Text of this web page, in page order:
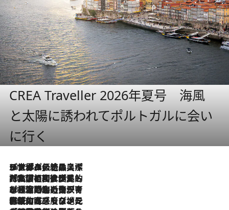
CREA Traveller 2026年夏号 海風
と太陽に誘われてポルトガルに会い
に行く
2026.8.8
リスボンの絶品スイーツ「パステル・デ・ナタ」とは？ポルトガル伝統の奥深い世界へ
2026.7.27
「私の祖国はポルトガル語です」国民的詩人フェルナンド・ペソアと、彼が愛した文学の街を歩く
2026.7.26
ポルトガル近海が育む極上の海の幸。キリリと冷えた白ワインと愉しむ、シーフード専門店の贅沢
2026.7.22
伝統の味をモダンに昇華。高感度な地元客が集う、リスボンの最旬ガストロノミー